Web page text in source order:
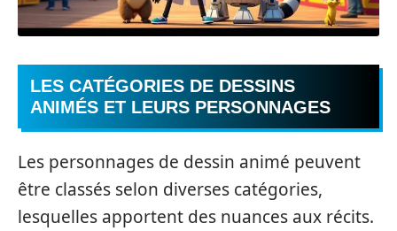
LES CATÉGORIES DE DESSINS
ANIMÉS ET LEURS PERSONNAGES
Les personnages de dessin animé peuvent
être classés selon diverses catégories,
lesquelles apportent des nuances aux récits.